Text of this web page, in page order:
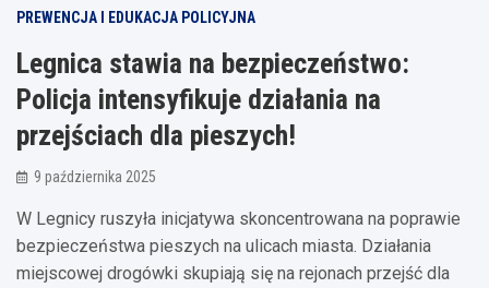
PREWENCJA I EDUKACJA POLICYJNA
Legnica stawia na bezpieczeństwo:
Policja intensyfikuje działania na
przejściach dla pieszych!
9 października 2025
W Legnicy ruszyła inicjatywa skoncentrowana na poprawie
bezpieczeństwa pieszych na ulicach miasta. Działania
miejscowej drogówki skupiają się na rejonach przejść dla